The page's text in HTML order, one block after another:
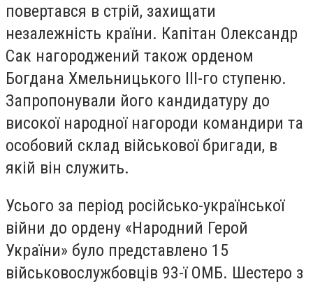
повертався в стрій, захищати
незалежність країни. Капітан Олександр
Сак нагороджений також орденом
Богдана Хмельницького ІІІ-го ступеню.
Запропонували його кандидатуру до
високої народної нагороди командири та
особовий склад військової бригади, в
якій він служить.
Усього за період російсько-української
війни до ордену «Народний Герой
України» було представлено 15
військовослужбовців 93-ї ОМБ. Шестеро з